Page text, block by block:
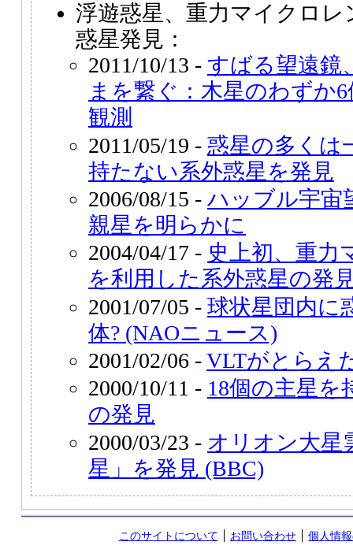
浮遊惑星、重力マイクロ
惑星発見：
2011/10/13 - すばる望遠鏡
まを繋ぐ：木星のわずか
観測
2011/05/19 - 惑星の多くは
持たない系外惑星を発見
2006/08/15 - ハッブル宇宙
親星を明らかに
2004/04/17 - 史上初、重力
を利用した系外惑星の発
2001/07/05 - 球状星団内に
体? (NAOニュース)
2001/02/06 -VLTがとらえ
2000/10/11 - 18個の主星を
の発見
2000/03/23 - オリオン大星
星」を発見 (BBC)
このサイトについて お問い合わせ
個人情